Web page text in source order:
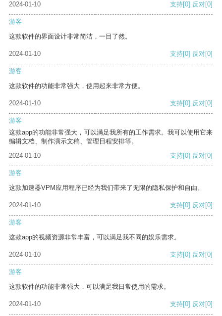
2024-01-10
支持[0] 反对[0]
游客
这款软件的界面设计非常简洁，一目了然。
2024-01-10 支持[0] 反对[0]
游客
这款软件的功能非常强大，使用起来非常方便。
2024-01-10 支持[0] 反对[0]
游客
这款app的功能非常强大，可以满足我所有的工作需求。我可以使用它来
编辑文档、制作演示文稿、管理日程安排等。
2024-01-10
支持[0] 反对[0]
游客
这款加速器VPM应用程序已经为我们带来了无限的隐私保护和自由。
2024-01-10 支持[0] 反对[0]
游客
这款app的视频资源非常丰富，可以满足我不同的娱乐需求。
2024-01-10 支持[0] 反对[0]
游客
这款软件的功能非常强大，可以满足我日常使用的需求。
2024-01-10 支持[0] 反对[0]